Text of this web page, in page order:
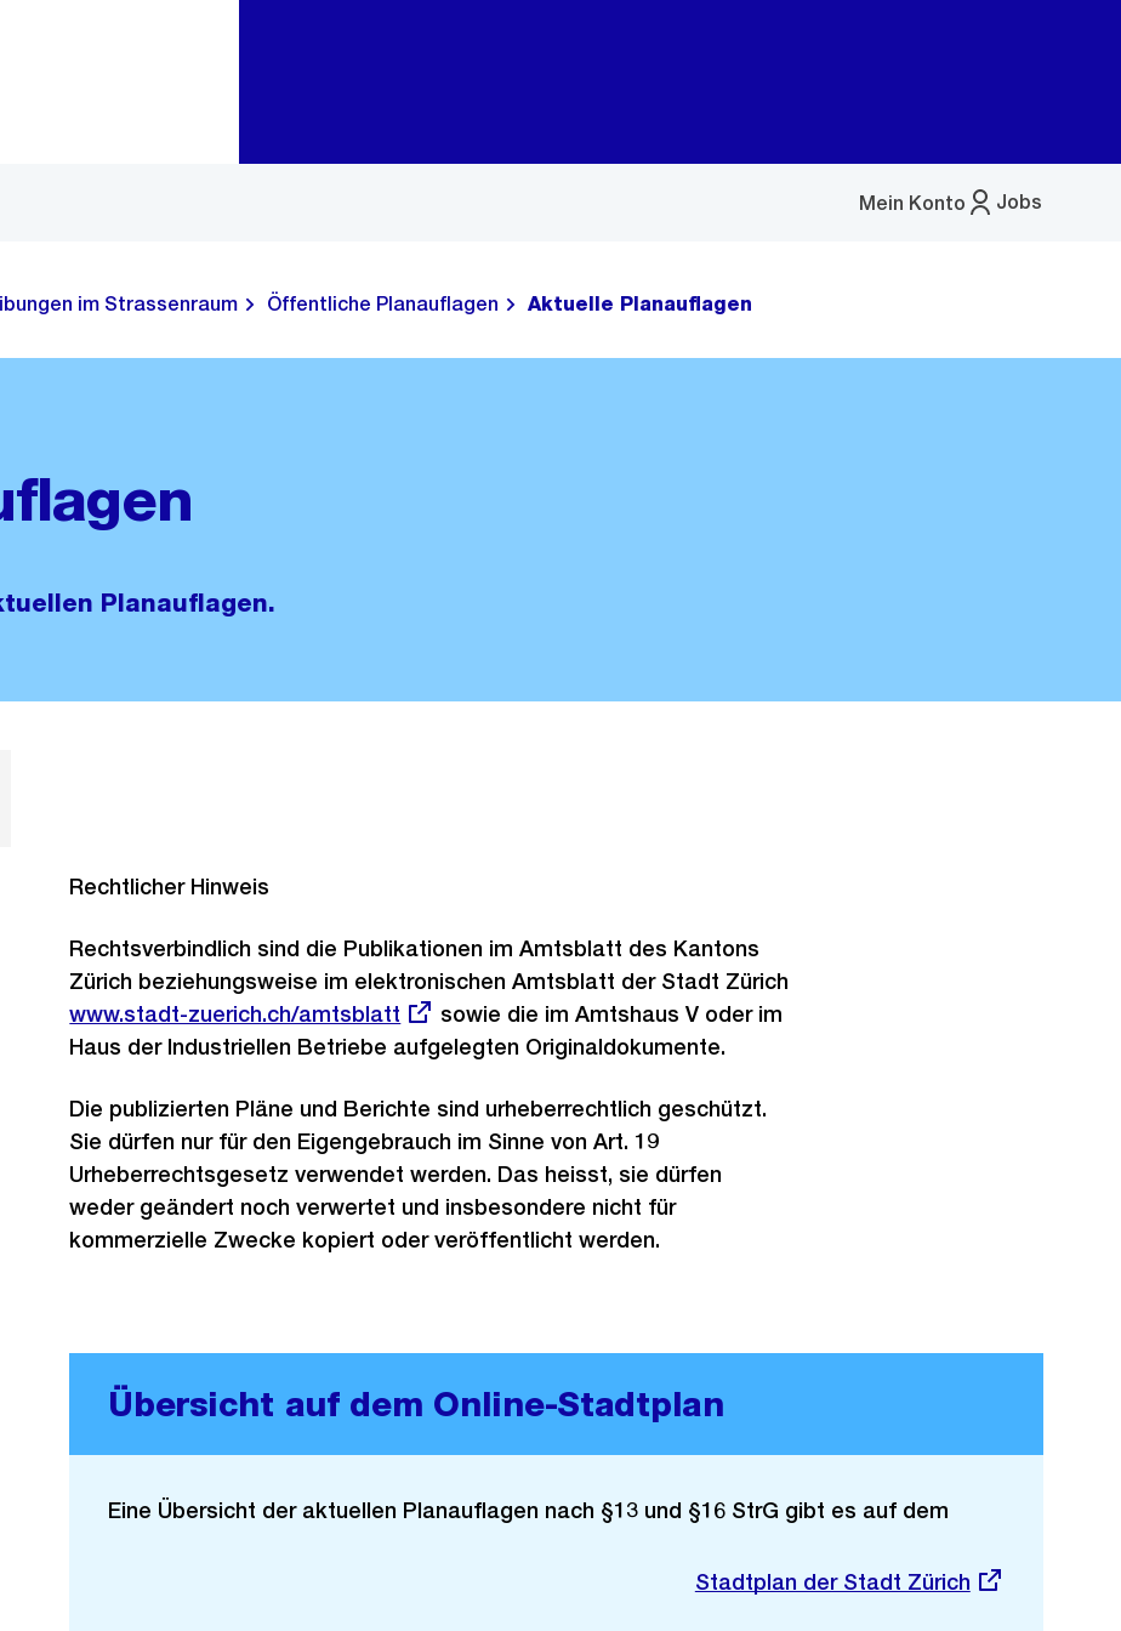
Jobs
Mein Konto
Menü
im Strassenraum Öffentliche Planauflagen Aktuelle Planauflagen
Planauflagen.
Rechtlicher Hinweis
Rechtsverbindlich sind die Publikationen im Amtsblatt des Kantons
Zürich beziehungsweise im elektronischen Amtsblatt der Stadt Zürich
Externer
Link:
www.stadt-zuerich.ch/amtsblatt
sowie die im Amtshaus V oder im
Haus der Industriellen Betriebe aufgelegten Originaldokumente.
Die publizierten Pläne und Berichte sind urheberrechtlich geschützt.
Sie dürfen nur für den Eigengebrauch im Sinne von Art. 19
Urheberrechtsgesetz verwendet werden. Das heisst, sie dürfen
weder geändert noch verwertet und insbesondere nicht für
kommerzielle Zwecke kopiert oder veröffentlicht werden.
Übersicht auf dem Online-Stadtplan
Eine Übersicht der aktuellen Planauflagen nach §13 und §16 StrG gibt es auf dem
Externer
Stadtplan der Stadt Zürich